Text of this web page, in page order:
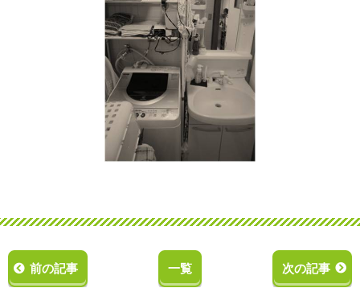
前の記事 一覧 次の記事